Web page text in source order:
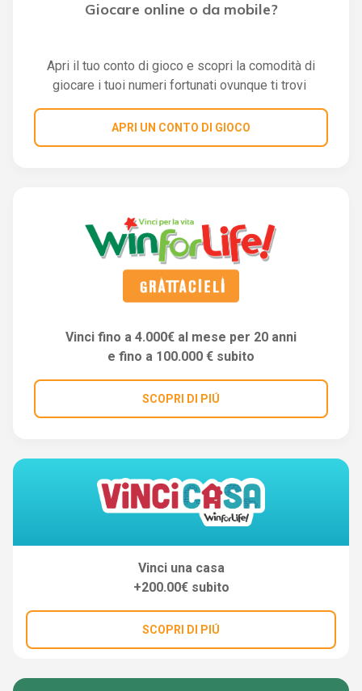
Giocare online o da mobile?
Apri il tuo conto di gioco e scopri la comodità di
giocare i tuoi numeri fortunati ovunque ti trovi
APRI UN CONTO DI GIOCO
Vinci fino a 4.000€ al mese per 20 anni
e fino a 100.000 € subito
SCOPRI DI PIÚ
Vinci una casa
+200.00€ subito
SCOPRI DI PIÚ